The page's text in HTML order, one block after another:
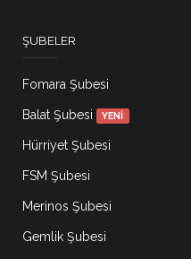
ŞUBELER
Fomara Şubesi
Balat Şubesi YENİ
Hürriyet Şubesi
FSM Şubesi
Merinos Şubesi
Gemlik Şubesi